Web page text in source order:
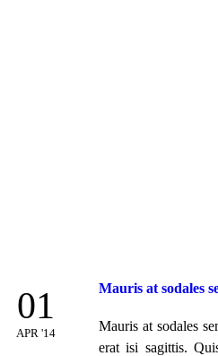
01
APR '14
Mauris at sodales
Mauris at sodales
erat isi sagittis.